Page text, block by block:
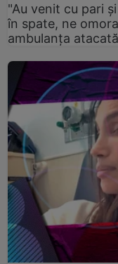
"Au venit cu pari
în spate, ne
ambulanţa